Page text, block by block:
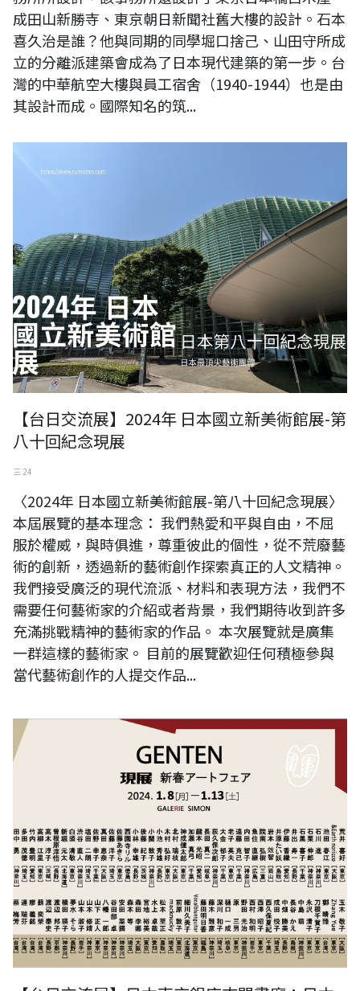
成田山新勝寺、東京朝日新聞社舊大樓的設計。石本
喜久治是誰？他與同期的同學堀口捨己、山田守所成
立的分離派建築會成為了日本現代建築的第一步。台
灣的中華航空大樓與員工宿舍（1940-1944）也是由
其設計而成。國際知名的筑...
【台日交流展】2024年 日本國立新美術館展-第
八十回紀念現展
三 24
〈2024年 日本國立新美術館展-第八十回紀念現展〉
本屆展覽的基本理念： 我們熱愛和平與自由，不屈
服於權威，與時俱進，尊重彼此的個性，從不荒廢藝
術的創新，透過新的藝術創作探索真正的人文精神。
我們接受廣泛的現代流派、材料和表現方法，我們不
需要任何藝術家的介紹或者背景，我們期待收到許多
充滿挑戰精神的藝術家的作品。 本次展覽就是廣集
一群這樣的藝術家。 目前的展覽歡迎任何積極參與
當代藝術創作的人提交作品...
GENTEN 新春アートフェア2024